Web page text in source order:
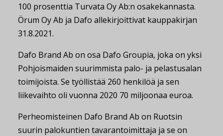
100 prosenttia Turvata Oy Ab:n osakekannasta.
Örum Oy Ab ja Dafo allekirjoittivat kauppakirjan
31.8.2021.
Dafo Brand Ab on osa Dafo Groupia, joka on yksi
Pohjoismaiden suurimmista palo- ja pelastusalan
toimijoista. Se työllistää 260 henkilöä ja sen
liikevaihto oli vuonna 2020 70 miljoonaa euroa.
Perheomisteinen Dafo Brand Ab on Ruotsin
suurin palokuntien tavarantoimittaja ja se on